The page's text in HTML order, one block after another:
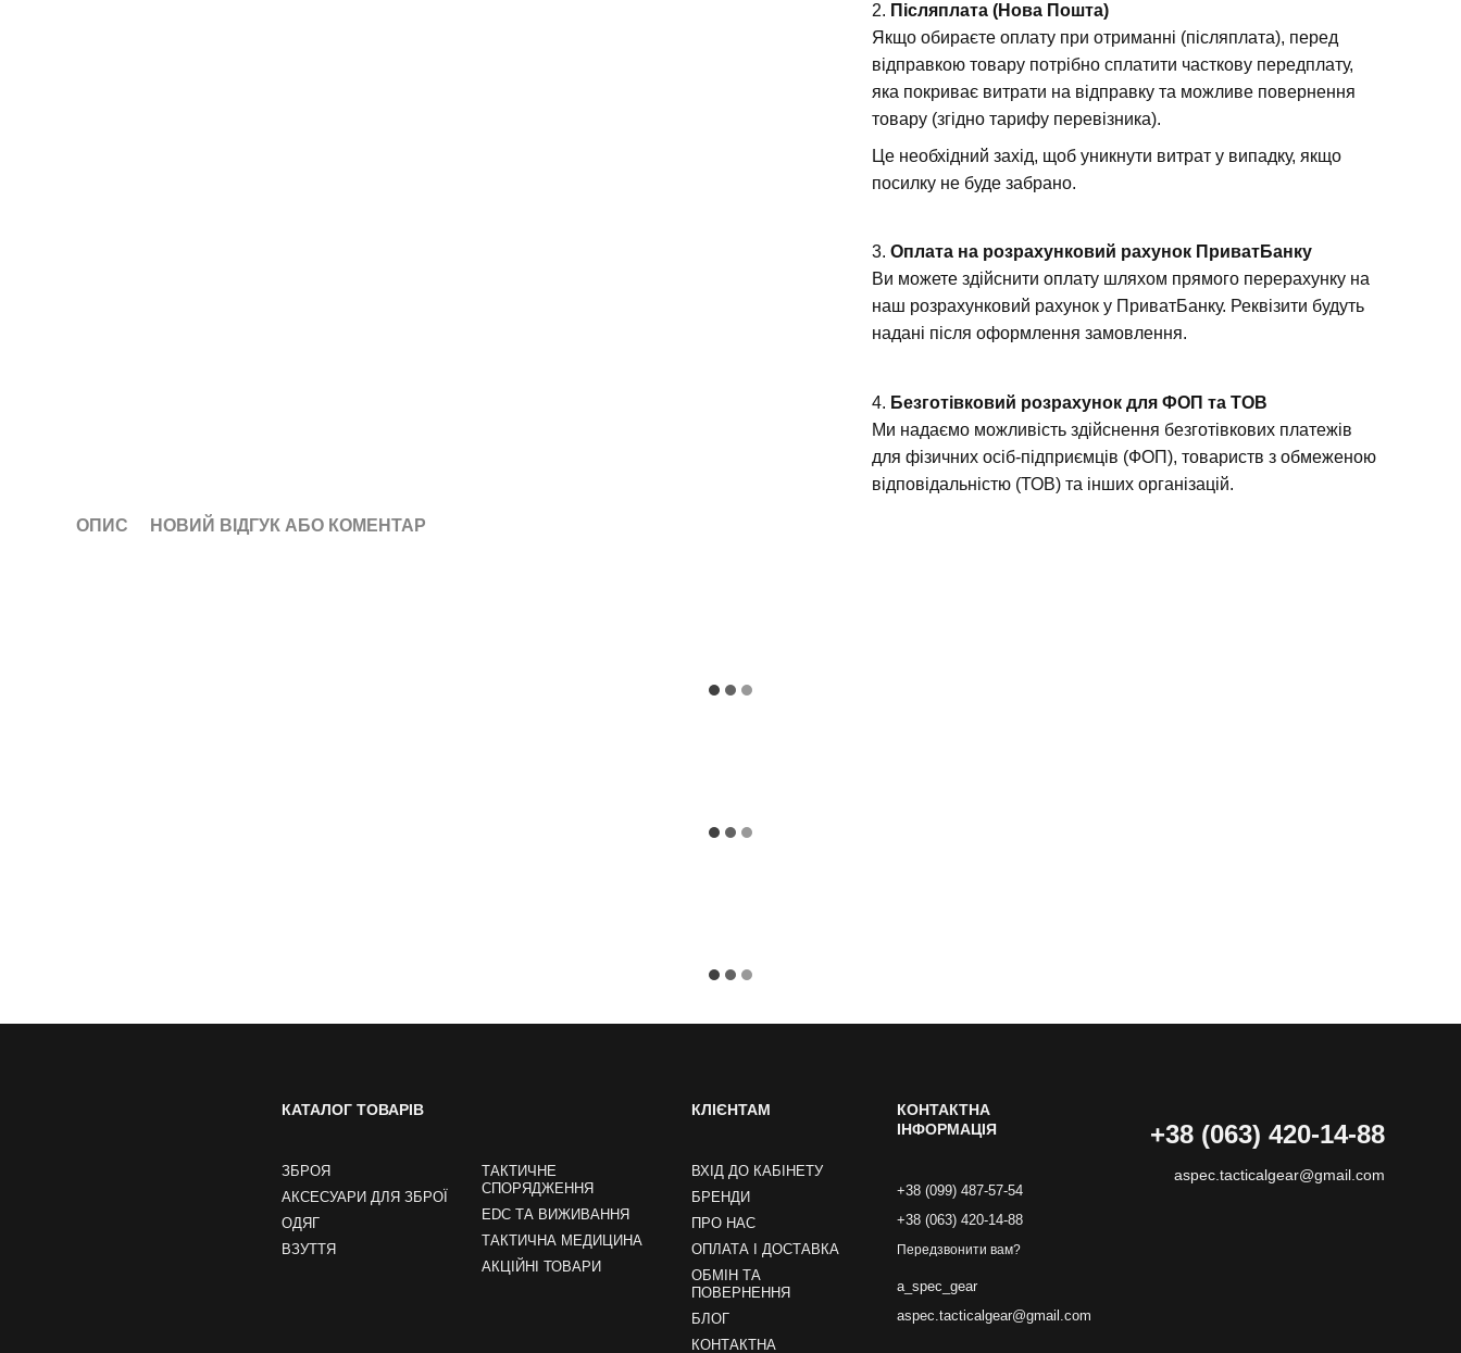
2. Післяплата (Нова Пошта)
Якщо обираєте оплату при отриманні (післяплата), перед
відправкою товару потрібно сплатити часткову передплату,
яка покриває витрати на відправку та можливе повернення
товару (згідно тарифу перевізника).
Це необхідний захід, щоб уникнути витрат у випадку, якщо
посилку не буде забрано.
3.Оплата на розрахунковий рахунок ПриватБанку
Ви можете здійснити оплату шляхом прямого перерахунку на
наш розрахунковий рахунок у ПриватБанку. Реквізити будуть
надані після оформлення замовлення.
4. Безготівковий розрахунок для ФОП та ТОВ
Ми надаємо можливість здійснення безготівкових платежів
для фізичних осіб-підприємців (ФОП), товариств з обмеженою
відповідальністю (ТОВ) та інших організацій.
ОПИС НОВИЙ ВІДГУК АБО КОМЕНТАР
КАТАЛОГ ТОВАРІВ
ЗБРОЯ
АКСЕСУАРИ ДЛЯ ЗБРОЇ
ОДЯГ
ВЗУТТЯ
ТАКТИЧНЕ
СПОРЯДЖЕННЯ
EDC ТА ВИЖИВАННЯ
ТАКТИЧНА МЕДИЦИНА
АКЦІЙНІ ТОВАРИ
КЛІЄНТАМ
ВХІД ДО КАБІНЕТУ
БРЕНДИ
ПРО НАС
ОПЛАТА І ДОСТАВКА
ОБМІН ТА
ПОВЕРНЕННЯ
БЛОГ
КОНТАКТНА
КОНТАКТНА
ІНФОРМАЦІЯ
+38 (099) 487-57-54
+38 (063) 420-14-88
Передзвонити вам?
a_spec_gear
aspec.tacticalgear@gmail.com
+38 (063) 420-14-88
aspec.tacticalgear@gmail.com